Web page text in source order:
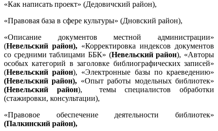
«Как написать проект» (Дедовичский район),
«Правовая база в сфере культуры» (Дновский район),
«Описание документов местной администрации»
(Невельский район), «Корректировка индексов документов
со средними таблицами ББК» (Невельский район), «Авторы
особых категорий в заголовке библиографических записей»
(Невельский район), «Электронные базы по краеведению»
(Невельский район), «Опыт работы модельных библиотек»
(Невельский район), темы специалистов обработки
(стажировки, консультации),
«Правовое обеспечение деятельности библиотек»
(Палкинский район),